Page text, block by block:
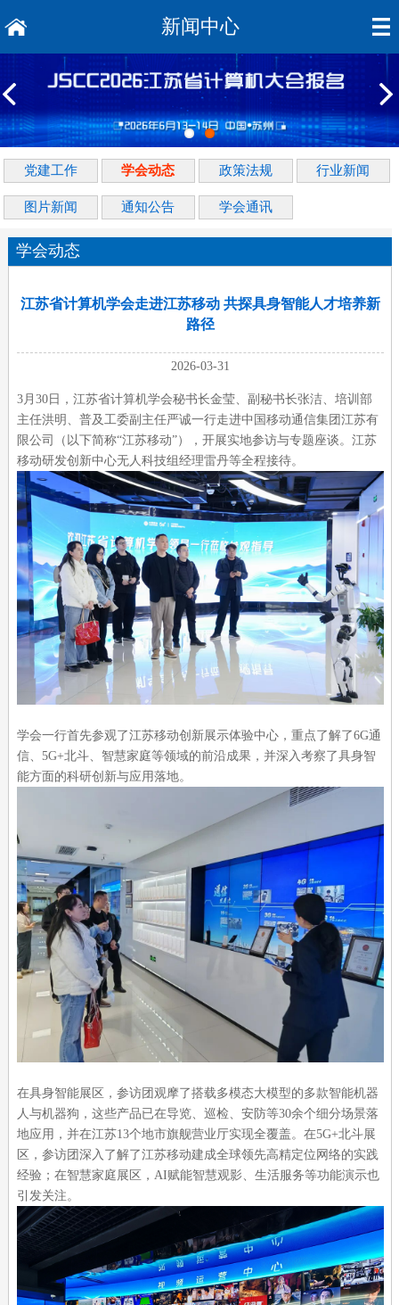
新闻中心
党建工作 学会动态 政策法规 行业新闻
图片新闻 通知公告 学会通讯
学会动态
江苏省计算机学会走进江苏移动 共探具身智能人才培养新
路径
2026-03-31
3月30日，江苏省计算机学会秘书长金莹、副秘书长张洁、培训部
主任洪明、普及工委副主任严诚一行走进中国移动通信集团江苏有
限公司（以下简称“江苏移动”），开展实地参访与专题座谈。江苏
移动研发创新中心无人科技组经理雷丹等全程接待。
学会一行首先参观了江苏移动创新展示体验中心，重点了解了6G通
信、5G+北斗、智慧家庭等领域的前沿成果，并深入考察了具身智
能方面的科研创新与应用落地。
在具身智能展区，参访团观摩了搭载多模态大模型的多款智能机器
人与机器狗，这些产品已在导览、巡检、安防等30余个细分场景落
地应用，并在江苏13个地市旗舰营业厅实现全覆盖。在5G+北斗展
区，参访团深入了解了江苏移动建成全球领先高精定位网络的实践
经验；在智慧家庭展区，AI赋能智慧观影、生活服务等功能演示也
引发关注。